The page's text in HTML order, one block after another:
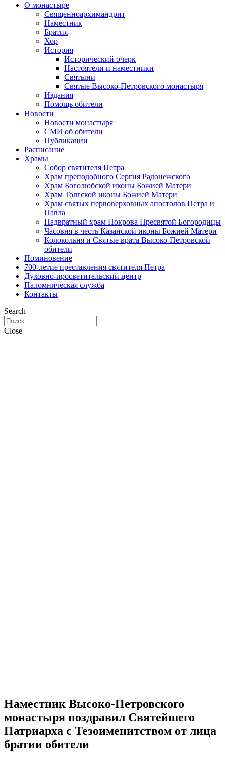
О монастыре
Священноархимандрит
Наместник
Братия
Хор
История
Исторический очерк
Настоятели и наместники
Святыни
Святые Высоко-Петровского монастыря
Издания
Помощь обители
Новости
Новости монастыря
СМИ об обители
Публикации
Расписание
Храмы
Собор святителя Петра
Храм преподобного Сергия Радонежского
Храм Боголюбской иконы Божией Матери
Храм Толгской иконы Божией Матери
Храм святых первоверховных апостолов Петра и
Павла
Надвратный храм Покрова Пресвятой Богородицы
Часовня в честь Казанской иконы Божией Матери
Колокольня и Святые врата Высоко-Петровской
обители
Поминовение
700-летие преставления святителя Петра
Духовно-просветительский центр
Паломническая служба
Контакты
Search
Close
Наместник Высоко-Петровского
монастыря поздравил Святейшего
Патриарха с Тезоименитством от лица
братии обители